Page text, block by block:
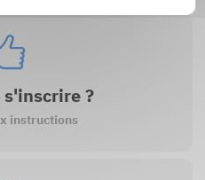
?
instructions